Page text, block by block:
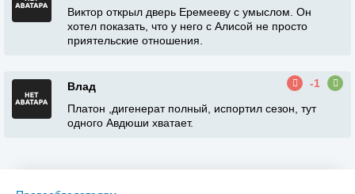
Виктор открыл дверь Еремееву с умыслом. Он
хотел показать, что у него с Алисой не просто
приятельские отношения.
Влад
-1
Платон ,дигенерат полный, испортил сезон, тут
одного Авдюши хватает.